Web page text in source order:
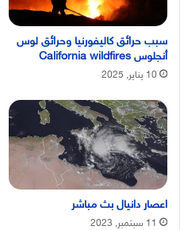
سبب حرائق كاليفورنيا وحرائق لوس
أنجلوس California wildfires
10 يناير, 2025
اعصار دانيال بث مباشر
11 سبتمبر, 2023